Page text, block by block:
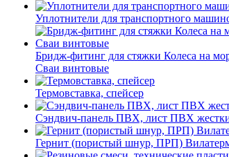
Уплотнители для транспортного
Бридж-фитинг для стяжки Колеса на
Сваи винтовые
Термовставка, спейсер
Сэндвич-панель ПВХ, лист ПВХ
Гернит (пористый шнур, ПРП)